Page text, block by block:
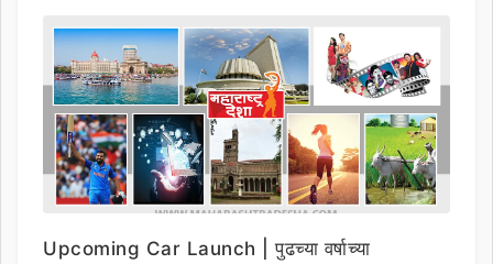
Upcoming Car Launch | पुढच्या वर्षाच्या